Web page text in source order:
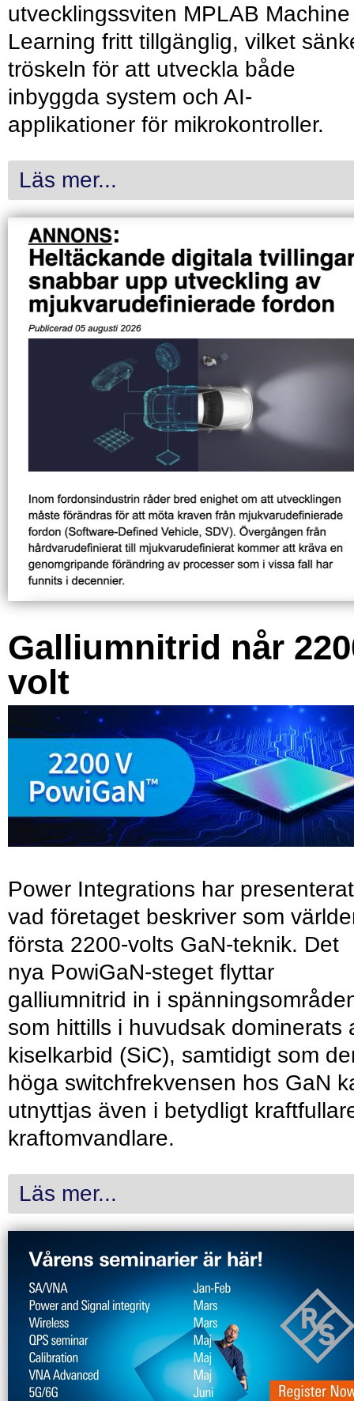
utvecklingssviten MPLAB Machine
Learning fritt tillgänglig, vilket
tröskeln för att utveckla både
inbyggda system och AI-
applikationer för mikrokontroller.
Läs mer...
Galliumnitrid når
volt
Power Integrations har presenterat
vad företaget beskriver som
första 2200-volts GaN-teknik. Det
nya PowiGaN-steget flyttar
galliumnitrid in i
som hittills i huvudsak dominerats
kiselkarbid (SiC), samtidigt som
höga switchfrekvensen hos GaN
utnyttjas även i betydligt
kraftomvandlare.
Läs mer...